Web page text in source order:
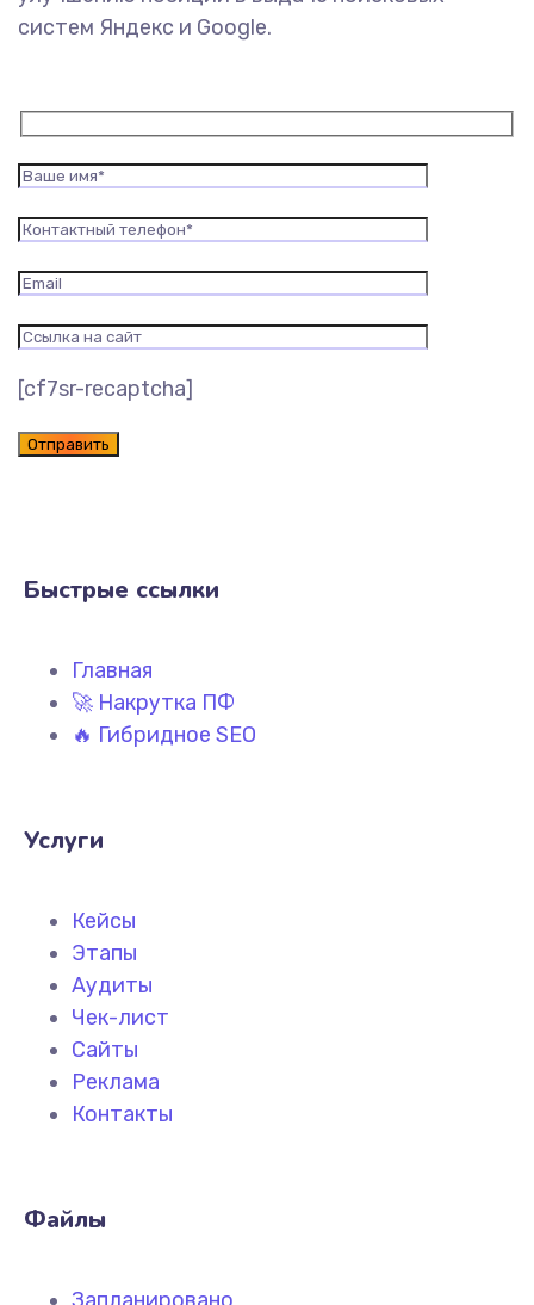
систем Яндекс и Google.
[cf7sr-recaptcha]
Быстрые ссылки
Главная
🚀 Накрутка ПФ
🔥 Гибридное SEO
Услуги
Кейсы
Этапы
Аудиты
Чек-лист
Сайты
Реклама
Контакты
Файлы
Запланировано